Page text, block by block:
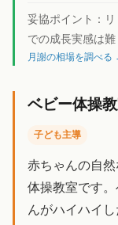
妥協ポイント：
での成長実感は難
月謝の相場を調べる
ベビー体操
子ども主導
赤ちゃんの自
体操教室です
んがハイハイ